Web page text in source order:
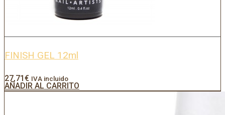
FINISH GEL 12ml
27,71 € IVA incluido
AÑADIR AL CARRITO